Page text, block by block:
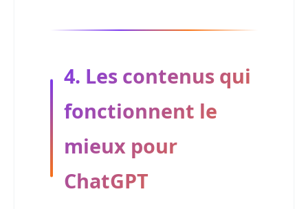
4. Les contenus qui
fonctionnent le
mieux pour
ChatGPT